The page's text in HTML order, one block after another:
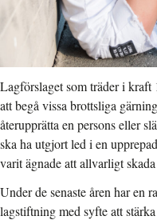
Lagförslaget som träder i
att begå vissa brottsliga
återupprätta en persons eller
ska ha utgjort led i en
varit ägnade att allvarligt
Under de senaste åren har en
lagstiftning med syfte att